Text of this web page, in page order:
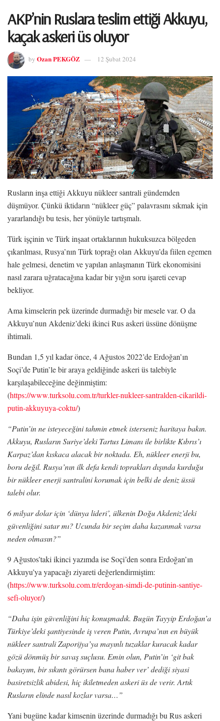
AKP’nin Ruslara teslim ettiği Akkuyu,
kaçak askeri üs oluyor
by Ozan PEKGÖZ 12 Şubat 2024
Rusların inşa ettiği Akkuyu nükleer santrali gündemden
düşmüyor. Çünkü iktidarın “nükleer güç” palavrasını sıkmak için
yararlandığı bu tesis, her yönüyle tartışmalı.
Türk işçinin ve Türk inşaat ortaklarının hukuksuzca bölgeden
çıkarılması, Rusya’nın Türk toprağı olan Akkuyu’da fiilen egemen
hale gelmesi, denetim ve yapılan anlaşmanın Türk ekonomisini
nasıl zarara uğratacağına kadar bir yığın soru işareti cevap
bekliyor.
Ama kimselerin pek üzerinde durmadığı bir mesele var. O da
Akkuyu’nun Akdeniz’deki ikinci Rus askeri üssüne dönüşme
ihtimali.
Bundan 1,5 yıl kadar önce, 4 Ağustos 2022’de Erdoğan’ın
Soçi’de Putin’le bir araya geldiğinde askeri üs talebiyle
karşılaşabileceğine değinmiştim:
(https://www.turksolu.com.tr/turkler-nukleer-santralden-cikarildi-
putin-akkuyuya-coktu/)
“Putin’in ne isteyeceğini tahmin etmek isterseniz haritaya bakın.
Akkuyu, Rusların Suriye’deki Tartus Limanı ile birlikte Kıbrıs’ı
Karpaz’dan kıskaca alacak bir noktada. Eh, nükleer enerji bu,
boru değil. Rusya’nın ilk defa kendi toprakları dışında kurduğu
bir nükleer enerji santralini korumak için belki de deniz üssü
talebi olur.
6 milyar dolar için ‘dünya lideri’, ülkenin Doğu Akdeniz’deki
güvenliğini satar mı? Ucunda bir seçim daha kazanmak varsa
neden olmasın?”
9 Ağustos’taki ikinci yazımda ise Soçi’den sonra Erdoğan’ın
Akkuyu’ya yapacağı ziyareti değerlendirmiştim:
(https://www.turksolu.com.tr/erdogan-simdi-de-putinin-santiye-
sefi-oluyor/)
“Daha işin güvenliğini hiç konuşmadık. Bugün Tayyip Erdoğan’a
Türkiye’deki şantiyesinde iş veren Putin, Avrupa’nın en büyük
nükleer santrali Zaporijya’ya mayınlı tuzaklar kuracak kadar
gözü dönmüş bir savaş suçlusu. Emin olun, Putin’in ‘git bak
bakayım, bir sıkıntı görürsen bana haber ver’ dediği siyasi
basiretsizlik abidesi, hiç ikiletmeden askeri üs de verir. Artık
Rusların elinde nasıl kozlar varsa…”
Yani bugüne kadar kimsenin üzerinde durmadığı bu Rus askeri